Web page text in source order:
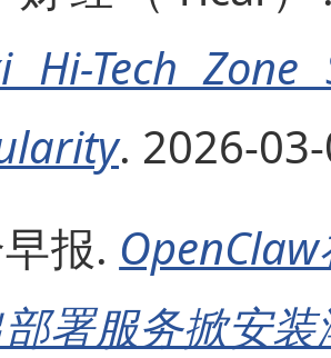
Hi-Tech
. 2026-
报.
署服务掀安装